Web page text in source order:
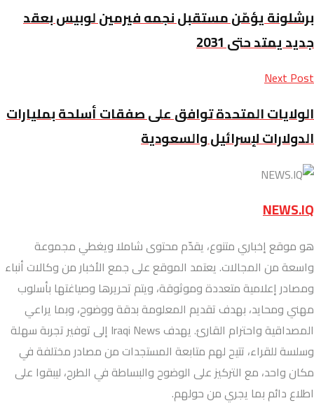
برشلونة يؤمّن مستقبل نجمه فيرمين لوبيس بعقد
جديد يمتد حتى 2031
Next Post
الولايات المتحدة توافق على صفقات أسلحة بمليارات
الدولارات لإسرائيل والسعودية
NEWS.IQ
هو موقع إخباري متنوع، يقدّم محتوى شاملا ويغطي مجموعة
واسعة من المجالات. يعتمد الموقع على جمع الأخبار من وكالات أنباء
ومصادر إعلامية متعددة وموثوقة، ويتم تحريرها وصياغتها بأسلوب
مهني ومحايد، بهدف تقديم المعلومة بدقة ووضوح، وبما يراعي
المصداقية واحترام القارئ. يهدف Iraqi News إلى توفير تجربة سهلة
وسلسة للقراء، تتيح لهم متابعة المستجدات من مصادر مختلفة في
مكان واحد، مع التركيز على الوضوح والبساطة في الطرح، ليبقوا على
اطلاع دائم بما يجري من حولهم.